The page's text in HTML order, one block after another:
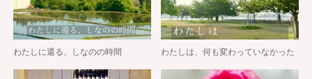
わたしに還る、しなのの時間 わたしは、何も変わっていなかった